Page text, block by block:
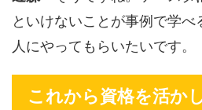
といけないことが事例で学
人にやってもらいたいです。
これから資格を活か